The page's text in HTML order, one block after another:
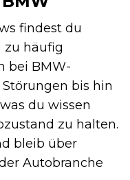
findest du
zu häufig
bei BMW-
bis hin
du wissen
zu halten.
bleib über
Autobranche